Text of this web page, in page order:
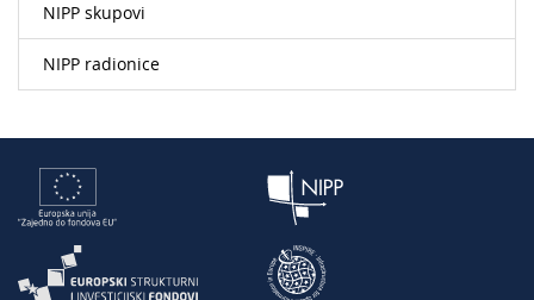
NIPP skupovi
NIPP radionice